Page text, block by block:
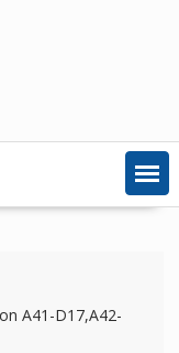
A41-D17,A42-